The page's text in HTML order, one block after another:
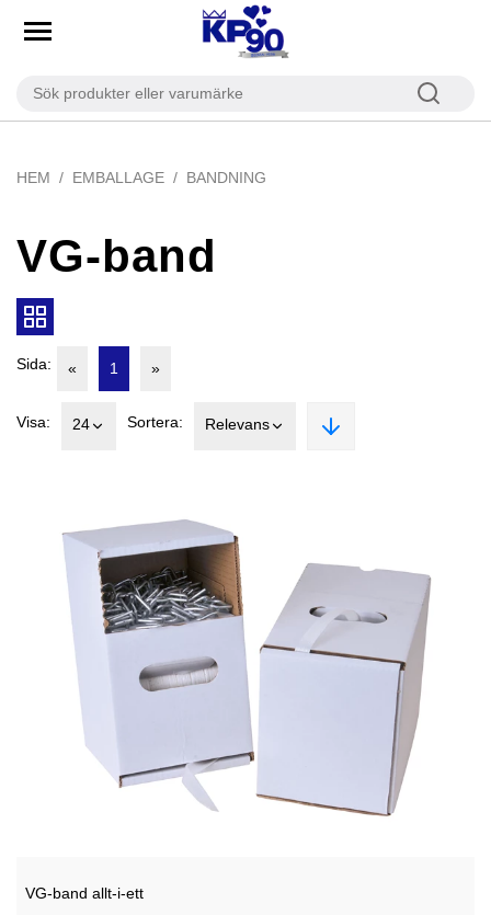
HEM EMBALLAGE BANDNING
VG-band
Sida: « 1 »
Visa: 24 Sortera: Relevans
VG-band allt-i-ett